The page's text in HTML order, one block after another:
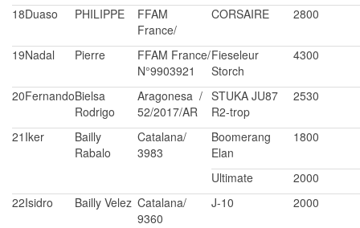
18Duaso PHILIPPE
FFAM
France/
CORSAIRE 2800
19Nadal Pierre
FFAM France/
N°9903921
Fieseleur
Storch
4300
20FernandoBielsa
Rodrigo
Aragonesa /
52/2017/AR
STUKA JU87
R2-trop
2530
21 Iker
Bailly
Rabalo
Catalana/
3983
Boomerang
Elan
1800
Ultimate
2000
22Isidro Bailly Velez Catalana/
9360
J-10 2000